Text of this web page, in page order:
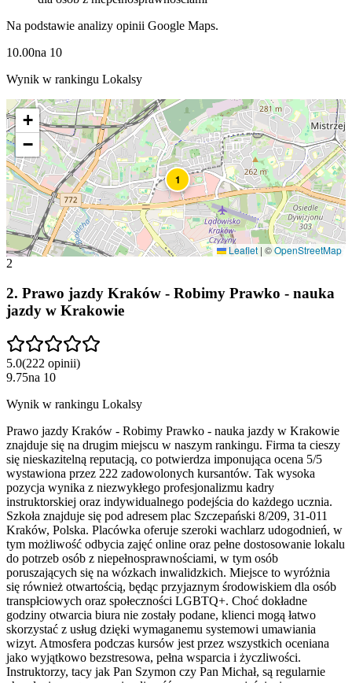
Na podstawie analizy opinii Google Maps.
10.00na 10
Wynik w rankingu Lokalsy
1
+
−
Leaflet | ©OpenStreetMap
2
2. Prawo jazdy Kraków - Robimy Prawko - nauka
jazdy w Krakowie
5.0(222 opinii)
9.75na 10
Wynik w rankingu Lokalsy
Prawo jazdy Kraków - Robimy Prawko - nauka jazdy w Krakowie
znajduje się na drugim miejscu w naszym rankingu. Firma ta cieszy
się nieskazitelną reputacją, co potwierdza imponująca ocena 5/5
wystawiona przez 222 zadowolonych kursantów. Tak wysoka
pozycja wynika z niezwykłego profesjonalizmu kadry
instruktorskiej oraz indywidualnego podejścia do każdego ucznia.
Szkoła znajduje się pod adresem plac Szczepański 8/209, 31-011
Kraków, Polska. Placówka oferuje szeroki wachlarz udogodnień, w
tym możliwość odbycia zajęć online oraz pełne dostosowanie lokalu
do potrzeb osób z niepełnosprawnościami, w tym osób
poruszających się na wózkach inwalidzkich. Miejsce to wyróżnia
się również otwartością, będąc przyjaznym środowiskiem dla osób
transpłciowych oraz społeczności LGBTQ+. Choć dokładne
godziny otwarcia biura nie zostały podane, klienci mogą łatwo
skorzystać z usług dzięki wymaganemu systemowi umawiania
wizyt. Atmosfera podczas kursów jest przez wszystkich oceniana
jako wyjątkowo bezstresowa, pełna wsparcia i życzliwości.
Instruktorzy, tacy jak Pan Szymon czy Pan Michał, są regularnie